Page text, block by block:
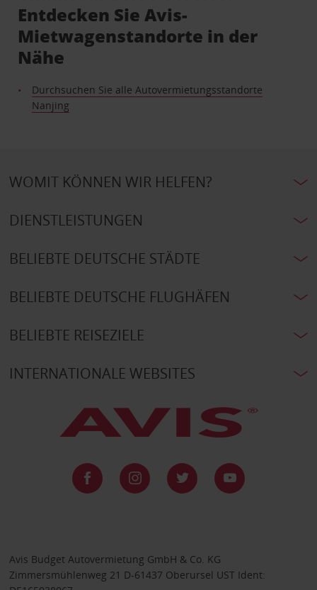
Entdecken Sie Avis-
Mietwagenstandorte in der
Nähe
Durchsuchen Sie alle Autovermietungsstandorte
Nanjing
WOMIT KÖNNEN WIR HELFEN?
DIENSTLEISTUNGEN
BELIEBTE DEUTSCHE STÄDTE
BELIEBTE DEUTSCHE FLUGHÄFEN
BELIEBTE REISEZIELE
INTERNATIONALE WEBSITES
Avis Budget Autovermietung GmbH & Co. KG
Zimmersmühlenweg 21 D-61437 Oberursel UST Ident: